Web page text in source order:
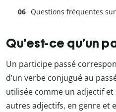
Questions fréquentes
Qu’est-ce qu’un
Un participe passé
d’un verbe conjugué au
utilisée comme un adjectif et
autres adjectifs, en genre et